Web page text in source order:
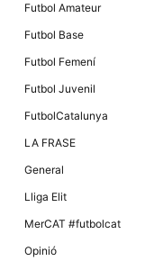
Futbol Amateur
Futbol Base
Futbol Femení
Futbol Juvenil
FutbolCatalunya
LA FRASE
General
Lliga Elit
MerCAT #futbolcat
Opinió